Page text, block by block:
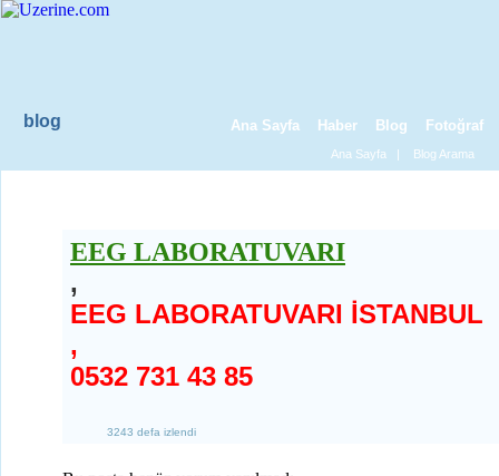
blog Ana Sayfa Haber Blog Fotoğraf
Ana Sayfa | Blog Arama
EEG LABORATUVARI
,
EEG LABORATUVARI İSTANBUL
,
0532 731 43 85
3243 defa izlendi